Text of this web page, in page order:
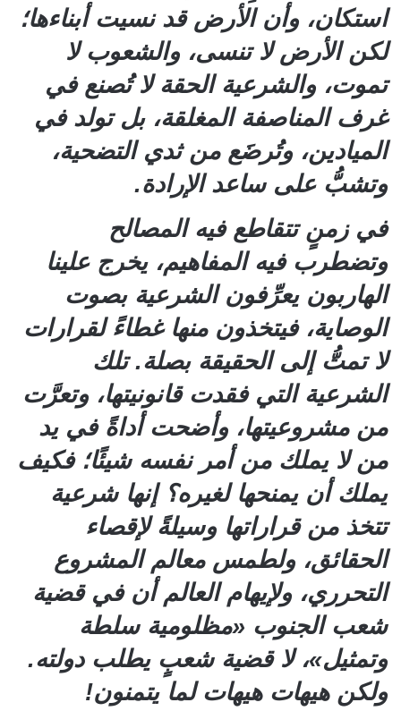
استكان، وأن الأرض قد نسيت أبناءها؛
لكن الأرض لا تنسى، والشعوب لا
تموت، والشرعية الحقة لا تُصنع في
غرف المناصفة المغلقة، بل تولد في
الميادين، وتُرضَع من ثدي التضحية،
وتشبُّ على ساعد الإرادة.
في زمنٍ تتقاطع فيه المصالح
وتضطرب فيه المفاهيم، يخرج علينا
الهاربون يعرِّفون الشرعية بصوت
الوصاية، فيتخذون منها غطاءً لقرارات
لا تمتُّ إلى الحقيقة بصلة. تلك
الشرعية التي فقدت قانونيتها، وتعرَّت
من مشروعيتها، وأضحت أداةً في يد
من لا يملك من أمر نفسه شيئًا؛ فكيف
يملك أن يمنحها لغيره؟ إنها شرعية
تتخذ من قراراتها وسيلةً لإقصاء
الحقائق، ولطمس معالم المشروع
التحرري، ولإيهام العالم أن في قضية
شعب الجنوب «مظلومية سلطة
وتمثيل»، لا قضية شعبٍ يطلب دولته.
ولكن هيهات هيهات لما يتمنون!